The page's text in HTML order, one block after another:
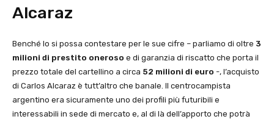
Alcaraz
Benché lo si possa contestare per le sue cifre – parliamo di oltre 3
milioni di prestito oneroso e di garanzia di riscatto che porta il
prezzo totale del cartellino a circa 52 milioni di euro -, l’acquisto
di Carlos Alcaraz è tutt’altro che banale. Il centrocampista
argentino era sicuramente uno dei profili più futuribili e
interessabili in sede di mercato e, al di là dell’apporto che potrà